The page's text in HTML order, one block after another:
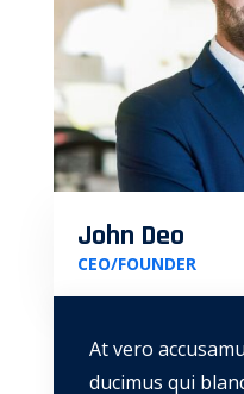
John Deo
CEO/FOUNDER
At vero
ducimus qui